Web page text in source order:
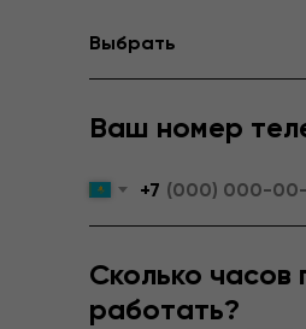
Ваш номер
+7
Сколько часов
работать?